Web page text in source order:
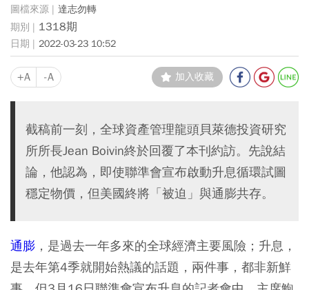
達志勿轉
1318期
2022-03-23 10:52
+A -A 加入收藏
截稿前一刻，全球資產管理龍頭貝萊德投資研究
所所長Jean Boivin終於回覆了本刊約訪。先說結
論，他認為，即使聯準會宣布啟動升息循環試圖
穩定物價，但美國終將「被迫」與通膨共存。
通膨 ，是過去一年多來的全球經濟主要風險；升息，
是去年第4季就開始熱議的話題，兩件事，都非新鮮